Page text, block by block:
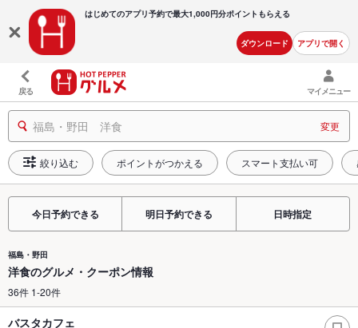
はじめてのアプリ予約で最大1,000円分ポイントもらえる
ダウンロード アプリで開く
戻る マイメニュー
福島・野田 洋食 変更
絞り込む ポイントがつかえる スマート支払い可
今日予約できる 明日予約できる 日時指定
福島・野田
洋食のグルメ・クーポン情報
36件 1-20件
バスタカフェ